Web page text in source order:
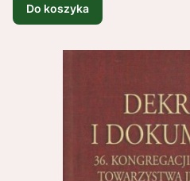
Do koszyka